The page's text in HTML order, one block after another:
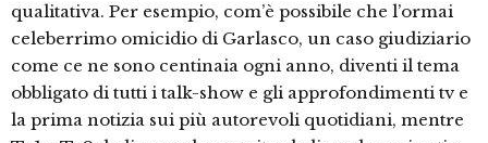
qualitativa. Per esempio, com’è possibile che l’ormai
celeberrimo omicidio di Garlasco, un caso giudiziario
come ce ne sono centinaia ogni anno, diventi il tema
obbligato di tutti i talk-show e gli approfondimenti tv e
la prima notizia sui più autorevoli quotidiani, mentre